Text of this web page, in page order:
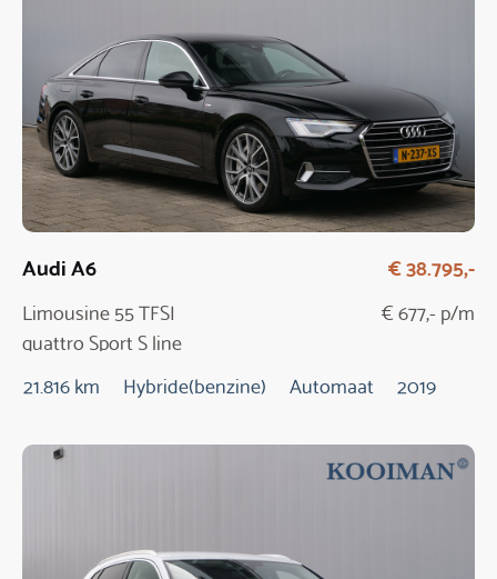
Audi A6
Limousine 55 TFSI
quattro Sport S line
edition
€ 38.795,-
€ 677,- p/m
21.816 km Hybride(benzine) Automaat 2019